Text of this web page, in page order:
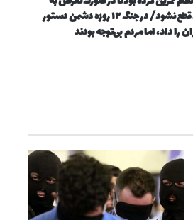
صداوسیما ارتباط قطع نشود/ در جنگ ۱۲ روزه دشمن دستور
را داد، اما مردم بی‌توجه بودند